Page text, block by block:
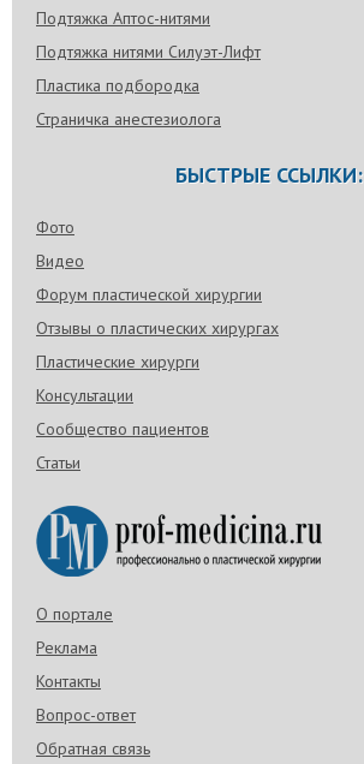
Подтяжка Аптос-нитями
Подтяжка нитями Силуэт-Лифт
Пластика подбородка
Страничка анестезиолога
БЫСТРЫЕ ССЫЛКИ:
Фото
Видео
Форум пластической хирургии
Отзывы о пластических хирургах
Пластические хирурги
Консультации
Сообщество пациентов
Статьи
О портале
Реклама
Контакты
Вопрос-ответ
Обратная связь